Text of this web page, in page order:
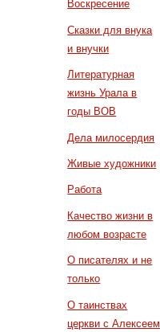
Воскресение
Сказки для внука
и внучки
Литературная
жизнь Урала в
годы ВОВ
Дела милосердия
Живые художники
Работа
Качество жизни в
любом возрасте
О писателях и не
только
О таинствах
церкви с Алексеем